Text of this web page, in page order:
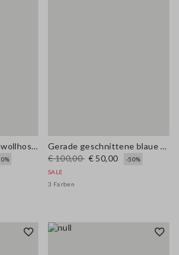
Grüne Stretch-Baumwollhose, gerade geschnitten
Gerade geschnittene blaue Stretch-Gabardine-Hose
€ 100,00 € 50,00
-50%
SALE
3 Farben